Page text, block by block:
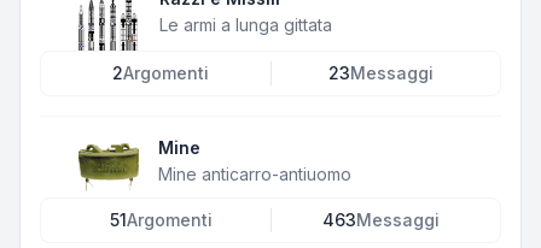
Le armi a lunga gittata
2Argomenti 23Messaggi
Mine
Mine anticarro-antiuomo
51Argomenti 463Messaggi